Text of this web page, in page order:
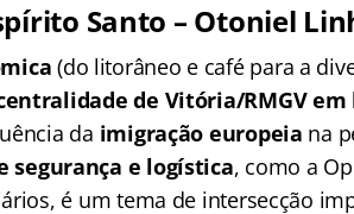
Santo – Otoniel
(do litorâneo e café para a
de Vitória/RMGV em
da imigração europeia na
segurança e logística, como a
é um tema de intersecção